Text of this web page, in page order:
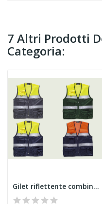
7 Altri Prodotti
Categoria:
Gilet riflettente combinato